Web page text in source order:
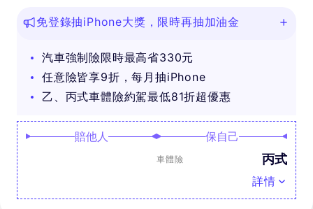
免登錄抽iPhone大獎，限時再抽加油金
汽車強制險限時最高省330元
任意險皆享9折，每月抽iPhone
乙、丙式車體險約駕最低81折超優惠
賠他人 保自己
車體險 丙式
詳情